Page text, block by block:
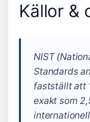
Källor &
NIST
Standards
fastställt att
exakt som